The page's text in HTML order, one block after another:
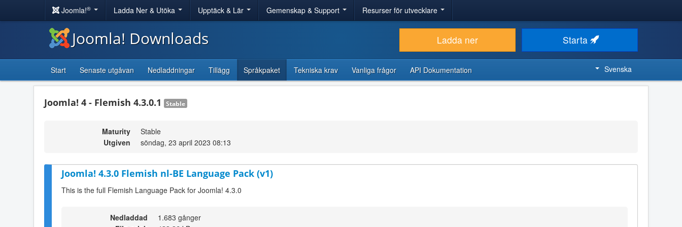
Joomla!® Ladda Ner & Utöka Upptäck & Lär Gemenskap & Support Resurser för utvecklare
Joomla! Downloads Ladda ner Starta
Start Senaste utgåvan Nedladdningar Tillägg Språkpaket Tekniska krav Vanliga frågor API Dokumentation Svenska
Joomla! 4 - Flemish 4.3.0.1 Stable
Maturity
Stable
Utgiven
söndag, 23 april 2023 08:13
Joomla! 4.3.0 Flemish nl-BE Language Pack (v1)
This is the full Flemish Language Pack for Joomla! 4.3.0
Nedladdad
1.683 gånger